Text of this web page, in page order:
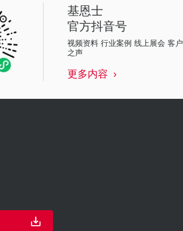
基恩士
官方抖音号
视频资料 行业案例 线上展会 客户
之声
更多内容